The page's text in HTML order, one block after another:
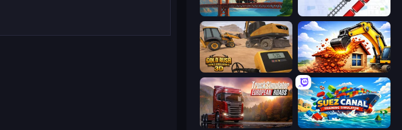
Bridge Builder Metro Connect
Gold Rush: Gold Simulator 3D City Constructor
Truck Simulator: European Roads Suez Canal Training Simulator